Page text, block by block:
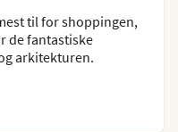
til for shoppingen,
de fantastiske
arkitekturen.